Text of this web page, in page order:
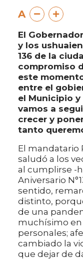
A
El
y los
136 de la
compromiso
este
entre el
el Municipio
vamos a
crecer y
tanto
El mandatario
saludó a los
al cumplirse -
Aniversario
sentido,
distinto,
de una
muchísimo
personales;
cambiado la
que dejar de